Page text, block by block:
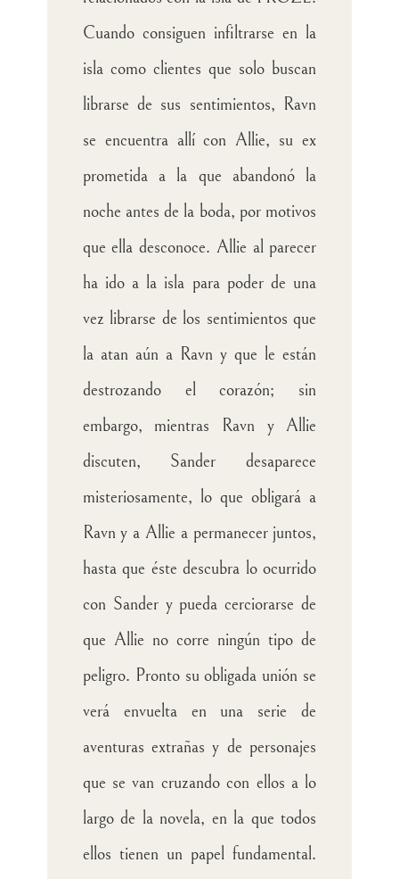
Cuando consiguen infiltrarse en la
isla como clientes que solo buscan
librarse de sus sentimientos, Ravn
se encuentra allí con Allie, su ex
prometida a la que abandonó la
noche antes de la boda, por motivos
que ella desconoce. Allie al parecer
ha ido a la isla para poder de una
vez librarse de los sentimientos que
la atan aún a Ravn y que le están
destrozando el corazón; sin
embargo, mientras Ravn y Allie
discuten, Sander desaparece
misteriosamente, lo que obligará a
Ravn y a Allie a permanecer juntos,
hasta que éste descubra lo ocurrido
con Sander y pueda cerciorarse de
que Allie no corre ningún tipo de
peligro. Pronto su obligada unión se
verá envuelta en una serie de
aventuras extrañas y de personajes
que se van cruzando con ellos a lo
largo de la novela, en la que todos
ellos tienen un papel fundamental.